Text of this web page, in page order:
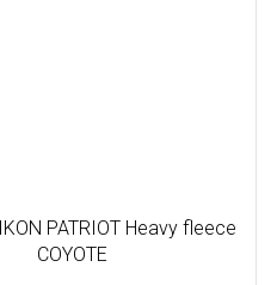
PATRIOT Heavy fleece
COYOTE